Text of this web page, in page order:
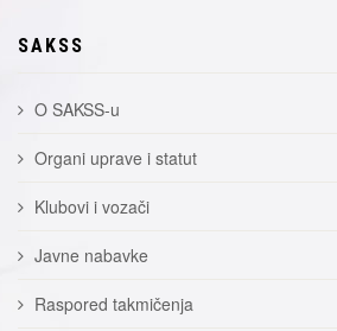
SAKSS
O SAKSS-u
Organi uprave i statut
Klubovi i vozači
Javne nabavke
Raspored takmičenja